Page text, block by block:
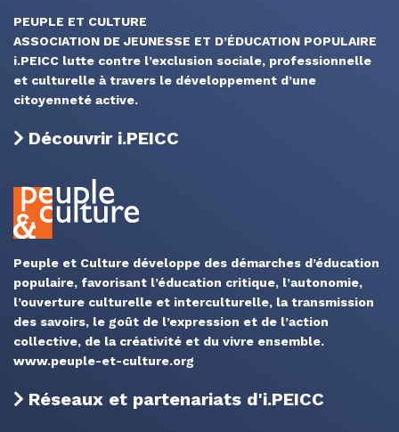
PEUPLE ET CULTURE
ASSOCIATION DE JEUNESSE ET D’ÉDUCATION POPULAIRE
i.PEICC lutte contre l’exclusion sociale, professionnelle
et culturelle à travers le développement d’une
citoyenneté active.
Découvrir i.PEICC
Peuple et Culture développe des démarches d’éducation
populaire, favorisant l’éducation critique, l’autonomie,
l’ouverture culturelle et interculturelle, la transmission
des savoirs, le goût de l’expression et de l’action
collective, de la créativité et du vivre ensemble.
www.peuple-et-culture.org
Réseaux et partenariats d'i.PEICC